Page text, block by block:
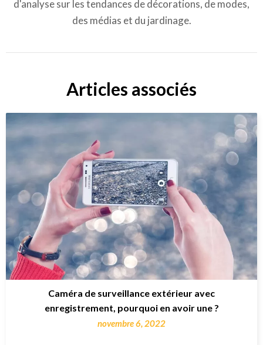
d'analyse sur les tendances de décorations, de modes,
des médias et du jardinage.
Articles associés
Caméra de surveillance extérieur avec
enregistrement, pourquoi en avoir une ?
novembre 6, 2022